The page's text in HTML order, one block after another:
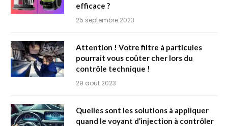
efficace ?
25 septembre 2023
Attention ! Votre filtre à particules
pourrait vous coûter cher lors du
contrôle technique !
29 août 2023
Quelles sont les solutions à appliquer
quand le voyant d’injection à contrôler